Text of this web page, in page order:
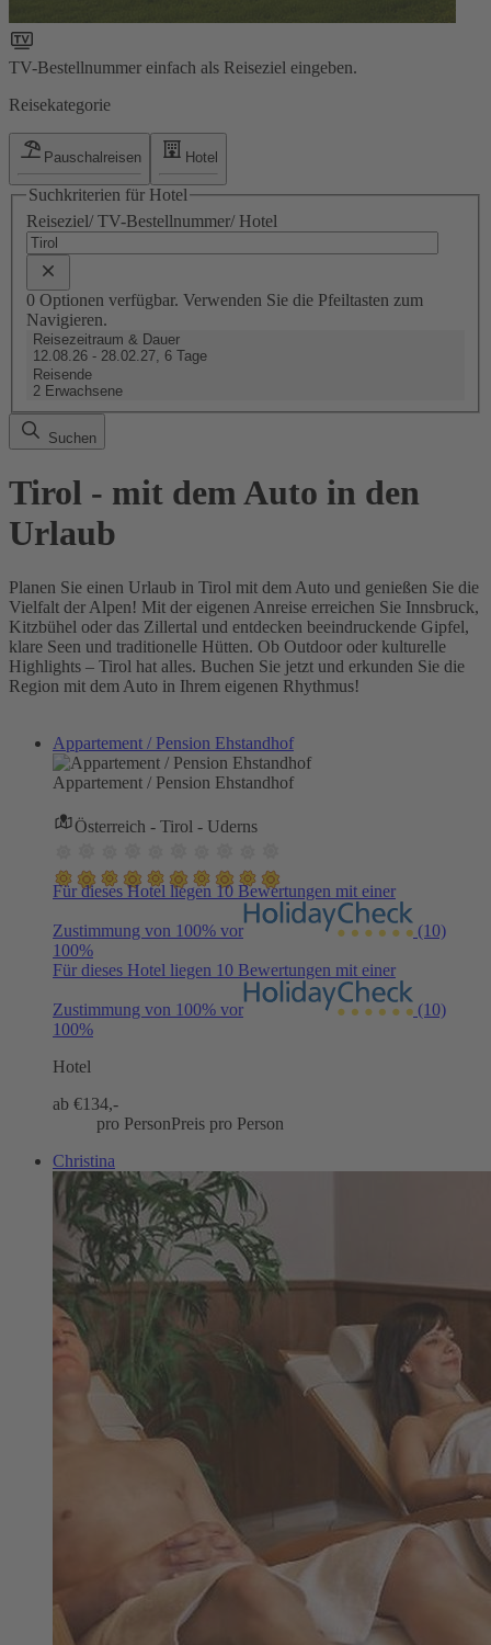
TV-Bestellnummer einfach als Reiseziel eingeben.
Reisekategorie
Pauschalreisen Hotel
Suchkriterien für Hotel
Reiseziel/ TV-Bestellnummer/ Hotel
0 Optionen verfügbar. Verwenden Sie die Pfeiltasten zum
Navigieren.
Reisezeitraum & Dauer
12.08.26 - 28.02.27, 6 Tage
Reisende
2 Erwachsene
Suchen
Tirol - mit dem Auto in den
Urlaub
Planen Sie einen Urlaub in Tirol mit dem Auto und genießen Sie die
Vielfalt der Alpen! Mit der eigenen Anreise erreichen Sie Innsbruck,
Kitzbühel oder das Zillertal und entdecken beeindruckende Gipfel,
klare Seen und traditionelle Hütten. Ob Outdoor oder kulturelle
Highlights – Tirol hat alles. Buchen Sie jetzt und erkunden Sie die
Region mit dem Auto in Ihrem eigenen Rhythmus!
Appartement / Pension Ehstandhof
Appartement / Pension Ehstandhof
Österreich - Tirol - Uderns
Für dieses Hotel liegen 10 Bewertungen mit einer
Zustimmung von 100% vor
(10)
100%
Für dieses Hotel liegen 10 Bewertungen mit einer
Zustimmung von 100% vor
(10)
100%
Hotel
ab €134,-
pro PersonPreis pro Person
Christina